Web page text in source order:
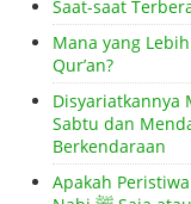
Saat-saat
Mana yang
Qur’an?
Disyariatkannya
Sabtu dan
Berkendaraan
Apakah